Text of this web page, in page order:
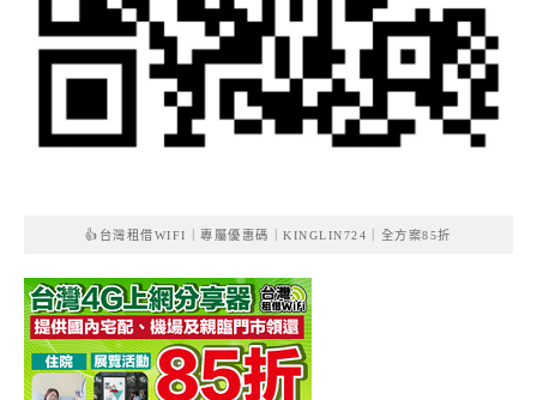
👍台灣租借WIFI｜專屬優惠碼｜KINGLIN724｜全方案85折